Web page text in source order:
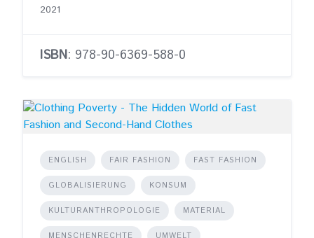
2021
ISBN: 978-90-6369-588-0
ENGLISH FAIR FASHION FAST FASHION
GLOBALISIERUNG KONSUM
KULTURANTHROPOLOGIE MATERIAL